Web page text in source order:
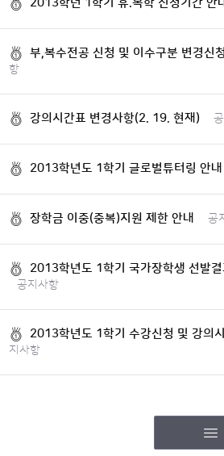
2013학년 1학기 휴.복학 신청기간 안
부,복수전공 신청 및 이수구분 변경신
항
강의시간표 변경사항(2. 19. 현재)
2013학년도 1학기 글로벌튜터링 안내
장학금 이중(중복)지원 제한 안내 공
2013학년도 1학기 국가장학생 선발
공지사항
2013학년도 1학기 수강신청 및 강의
지사항